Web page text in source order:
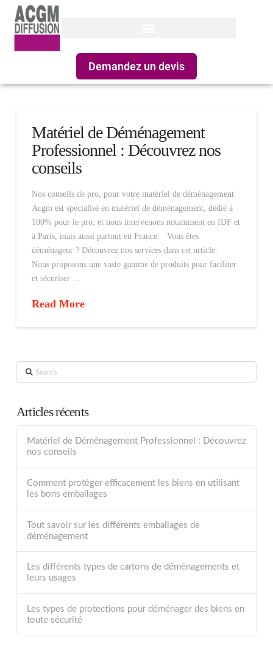
Demandez un devis
Matériel de Déménagement
Professionnel : Découvrez nos
conseils
Nos conseils de pro, pour votre matériel de déménagement
Acgm est spécialisé en matériel de déménagement, dédié à
100% pour le pro, et nous intervenons notamment en IDF et
à Paris, mais aussi partout en France. Vous êtes
déménageur ? Découvrez nos services dans cet article.
Nous proposons une vaste gamme de produits pour faciliter
et sécuriser …
Read More
Search
Articles récents
Matériel de Déménagement Professionnel : Découvrez
nos conseils
Comment protéger efficacement les biens en utilisant
les bons emballages
Tout savoir sur les différents emballages de
déménagement
Les différents types de cartons de déménagements et
leurs usages
Les types de protections pour déménager des biens en
toute sécurité